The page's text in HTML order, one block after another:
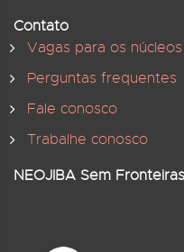
Contato
Vagas para os núcleos
Perguntas frequentes
Fale conosco
Trabalhe conosco
NEOJIBA Sem Fronteiras